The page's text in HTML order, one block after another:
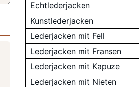
Echtlederjacken
Kunstlederjacken
Lederjacken mit Fell
Lederjacken mit Fransen
Lederjacken mit Kapuze
Lederjacken mit Nieten